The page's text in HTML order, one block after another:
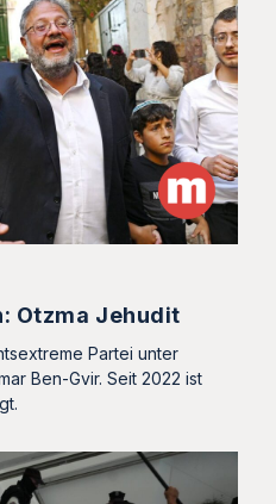
Otzma Jehudit
Partei unter
Ben-Gvir. Seit 2022 ist